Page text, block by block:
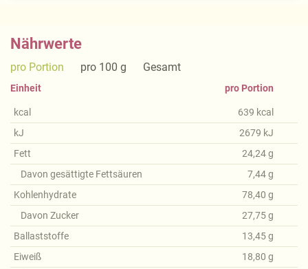
Nährwerte
pro Portion pro 100 g Gesamt
Einheit
kcal
kJ
Fett
Davon gesättigte Fettsäuren
Kohlenhydrate
Davon Zucker
Ballaststoffe
Eiweiß
pro Portion
639 kcal
2679 kJ
24,24g
7,44g
78,40 g
27,75g
13,45g
18,80 g